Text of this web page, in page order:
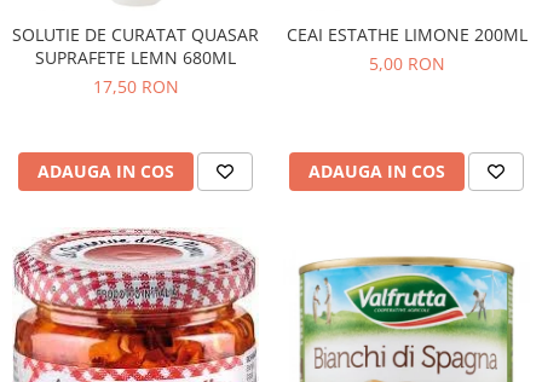
SOLUTIE DE CURATAT QUASAR
SUPRAFETE LEMN 680ML
17,50 RON
ADAUGA IN COS
CEAI ESTATHE LIMONE 200ML
5,00 RON
ADAUGA IN COS